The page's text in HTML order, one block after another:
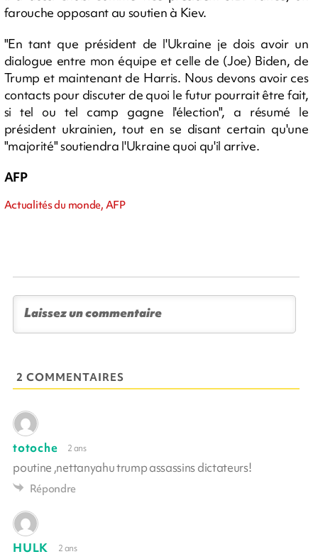
farouche opposant au soutien à Kiev.
"En tant que président de l'Ukraine je dois avoir un
dialogue entre mon équipe et celle de (Joe) Biden, de
Trump et maintenant de Harris. Nous devons avoir ces
contacts pour discuter de quoi le futur pourrait être fait,
si tel ou tel camp gagne l'élection", a résumé le
président ukrainien, tout en se disant certain qu'une
"majorité" soutiendra l'Ukraine quoi qu'il arrive.
AFP
Actualités du monde, AFP
2 COMMENTAIRES
totoche 2 ans
poutine ,nettanyahu trump assassins dictateurs!
Répondre
HULK 2 ans